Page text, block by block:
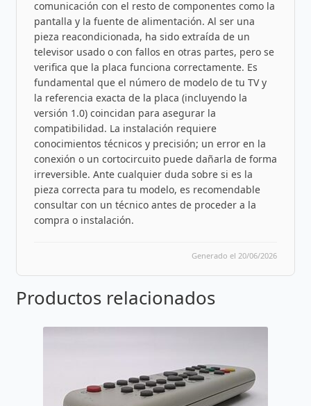
comunicación con el resto de componentes como la
pantalla y la fuente de alimentación. Al ser una
pieza reacondicionada, ha sido extraída de un
televisor usado o con fallos en otras partes, pero se
verifica que la placa funciona correctamente. Es
fundamental que el número de modelo de tu TV y
la referencia exacta de la placa (incluyendo la
versión 1.0) coincidan para asegurar la
compatibilidad. La instalación requiere
conocimientos técnicos y precisión; un error en la
conexión o un cortocircuito puede dañarla de forma
irreversible. Ante cualquier duda sobre si es la
pieza correcta para tu modelo, es recomendable
consultar con un técnico antes de proceder a la
compra o instalación.
Generado el 20/06/2026
Productos relacionados